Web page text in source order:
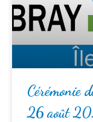
Cérémonie
26 août